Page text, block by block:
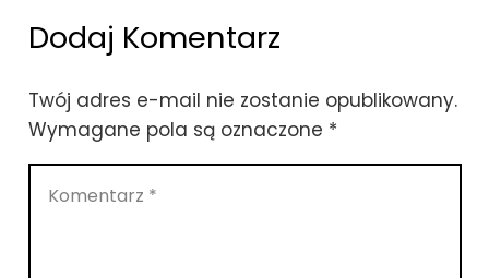
Dodaj Komentarz
Twój adres e-mail nie zostanie opublikowany.
Wymagane pola są oznaczone *